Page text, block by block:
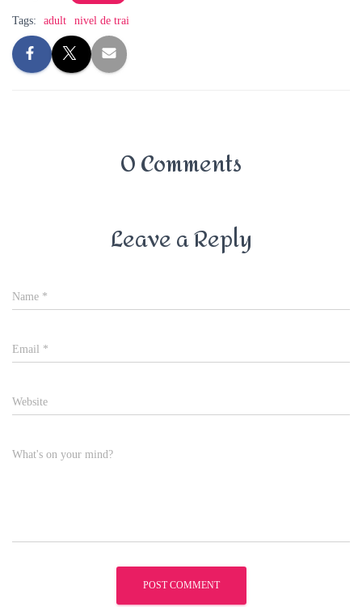
Tags: adult nivel de trai
0 Comments
Leave a Reply
Name *
Email *
Website
What's on your mind?